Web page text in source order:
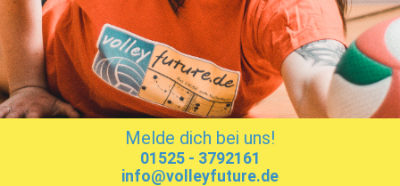
Melde dich bei uns!
01525 - 3792161
info@volleyfuture.de